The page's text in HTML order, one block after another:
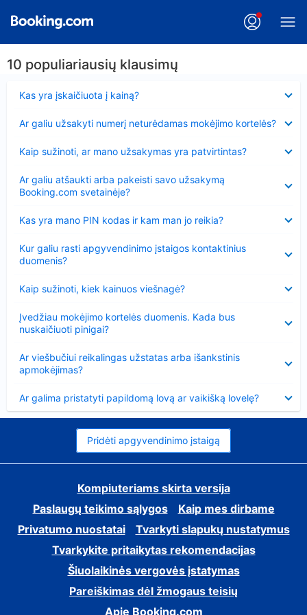
10 populiariausių klausimų
Kas yra įskaičiuota į kainą?
Ar galiu užsakyti numerį neturėdamas mokėjimo kortelės?
Kaip sužinoti, ar mano užsakymas yra patvirtintas?
Ar galiu atšaukti arba pakeisti savo užsakymą
Booking.com svetainėje?
Kas yra mano PIN kodas ir kam man jo reikia?
Kur galiu rasti apgyvendinimo įstaigos kontaktinius
duomenis?
Kaip sužinoti, kiek kainuos viešnagė?
Įvedžiau mokėjimo kortelės duomenis. Kada bus
nuskaičiuoti pinigai?
Ar viešbučiui reikalingas užstatas arba išankstinis
apmokėjimas?
Ar galima pristatyti papildomą lovą ar vaikišką lovelę?
Pridėti apgyvendinimo įstaigą
Kompiuteriams skirta versija
Paslaugų teikimo sąlygos
Kaip mes dirbame
Privatumo nuostatai
Tvarkyti slapukų nustatymus
Tvarkykite pritaikytas rekomendacijas
Šiuolaikinės vergovės įstatymas
Pareiškimas dėl žmogaus teisių
Apie Booking.com